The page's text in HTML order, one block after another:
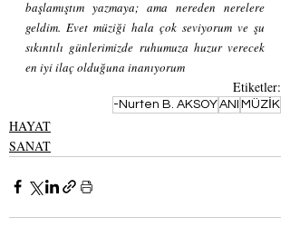
başlamıştım yazmaya; ama nereden nerelere
geldim. Evet müziği hala çok seviyorum ve şu
sıkıntılı günlerimizde ruhumuza huzur verecek
en iyi ilaç olduğuna inanıyorum
Etiketler:
-Nurten B. AKSOYANI MÜZİK
HAYAT
SANAT